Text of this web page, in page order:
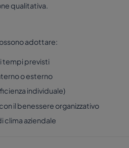
qualitativa.
adottare:
tempi previsti
o esterno
individuale)
il benessere organizzativo
aziendale